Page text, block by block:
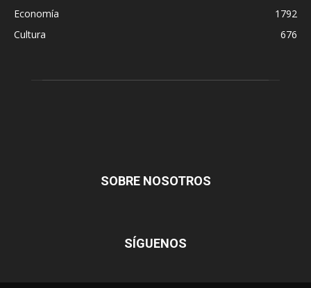
Economía
1792
Cultura
676
SOBRE NOSOTROS
SÍGUENOS